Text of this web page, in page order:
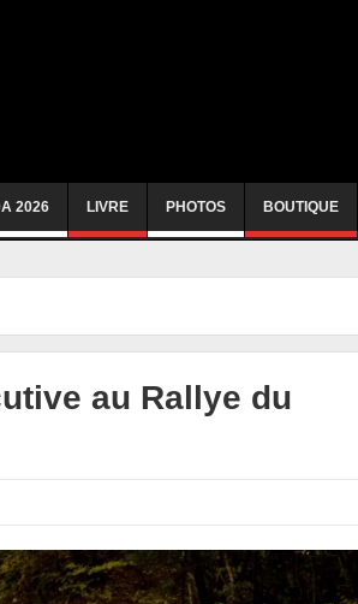
2026 LIVRE PHOTOS BOUTIQUE
au Rallye du